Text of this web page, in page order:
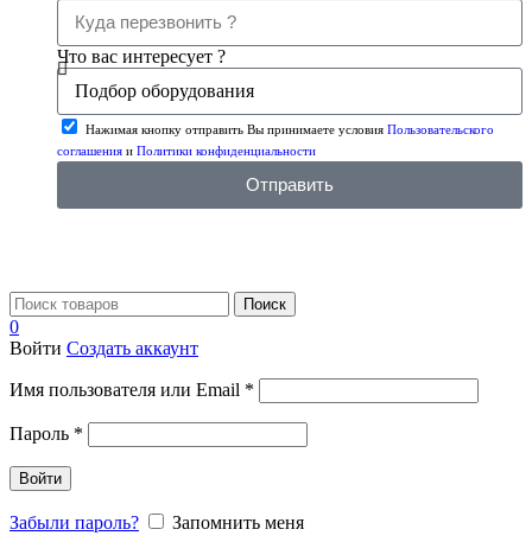
Что вас интересует ?
Нажимая кнопку отправить Вы принимаете условия Пользовательского
соглашения и Политики конфиденциальности
Отправить
Поиск
0
Войти Создать аккаунт
Имя пользователя или Email *
Пароль *
Войти
Забыли пароль?
Запомнить меня